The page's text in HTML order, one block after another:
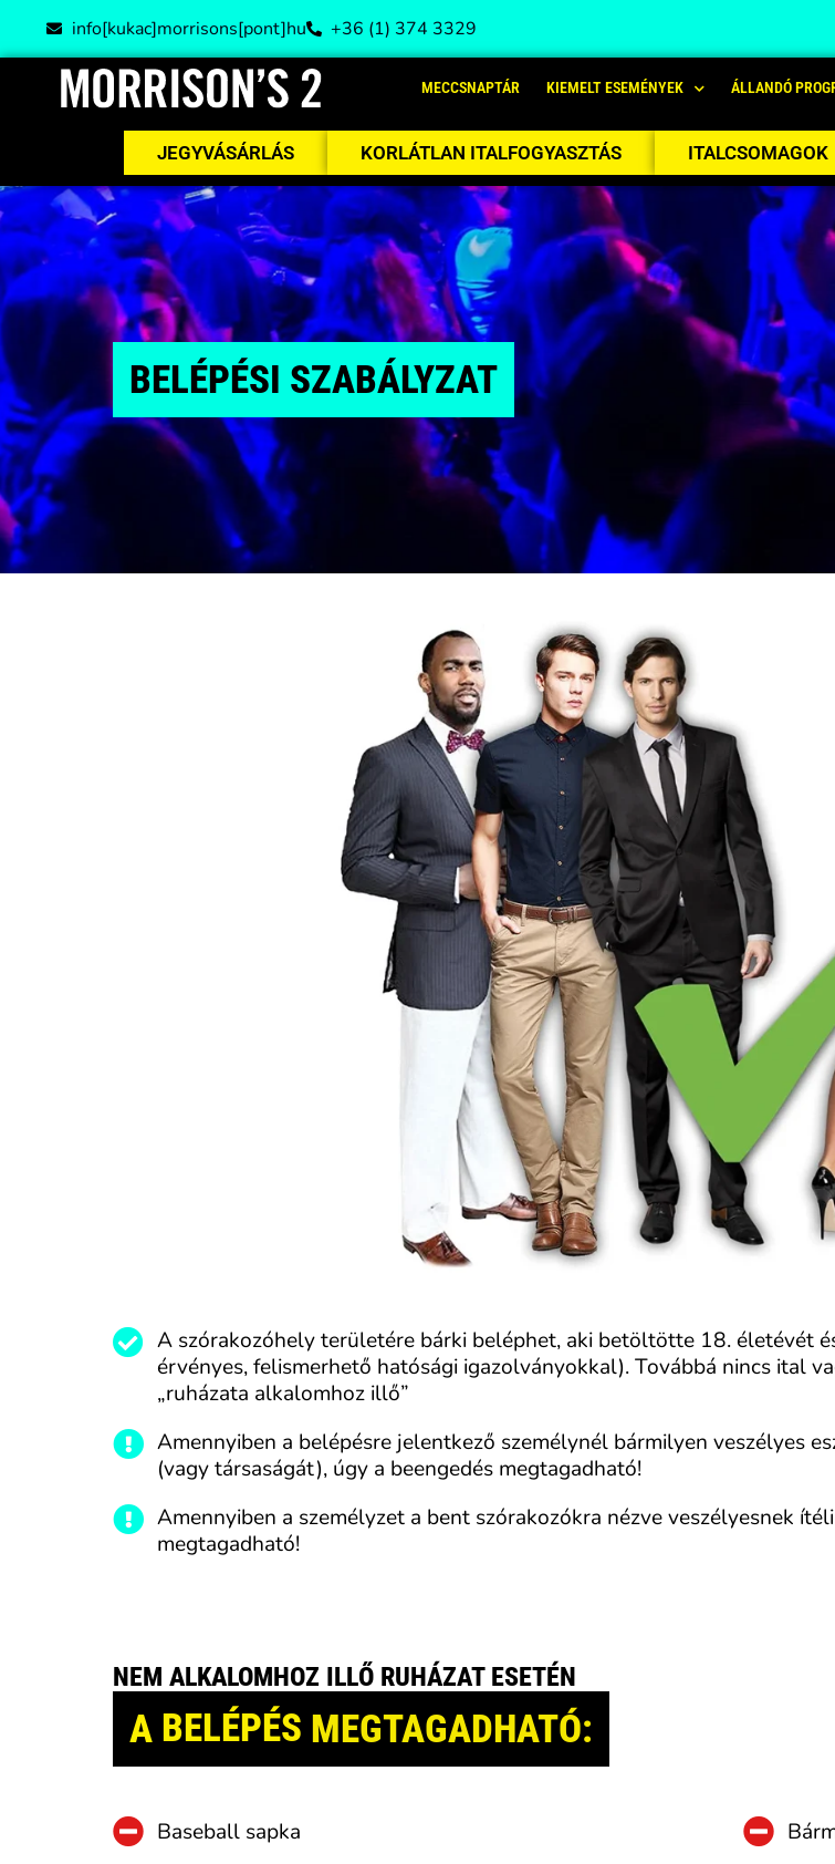
info[kukac]morrisons[pont]hu +36 (1) 374 3329
MECCSNAPTÁR KIEMELT ESEMÉNYEK ÁLLANDÓ
JEGYVÁSÁRLÁS KORLÁTLAN ITALFOGYASZTÁS ITALCSOMAGOK
BELÉPÉSI SZABÁLYZAT
A szórakozóhely területére bárki beléphet, aki betöltötte 18. életévét
érvényes, felismerhető hatósági igazolványokkal). Továbbá nincs ital
„ruházata alkalomhoz illő”
Amennyiben a belépésre jelentkező személynél bármilyen veszélyes
(vagy társaságát), úgy a beengedés megtagadható!
Amennyiben a személyzet a bent szórakozókra nézve veszélyesnek
megtagadható!
NEM ALKALOMHOZ ILLŐ RUHÁZAT ESETÉN
A BELÉPÉS MEGTAGADHATÓ:
Baseball sapka